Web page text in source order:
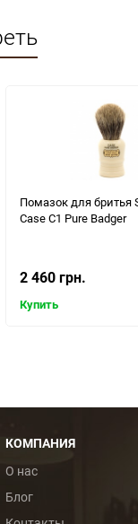
Помазок для бритья
Case С1 Pure Badger
2 460 грн.
Купить
КОМПАНИЯ
О нас
Блог